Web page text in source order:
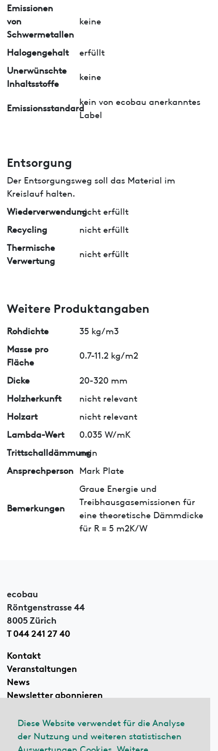
Diese Website verwendet für die Analyse
der Nutzung und weiteren statistischen
Auswertungen Cookies. Weitere
Emissionen
von
Schwermetallen
keine
Halogengehalt
erfüllt
Unerwünschte
Inhaltsstoffe
keine
Emissionsstandard
kein von ecobau anerkanntes
Label
Entsorgung
Der Entsorgungsweg soll das Material im
Kreislauf halten.
Wiederverwendungnicht erfüllt
Recycling
nicht erfüllt
Thermische
Verwertung
nicht erfüllt
Weitere Produktangaben
Rohdichte
35 kg/m3
Masse pro
Fläche
0.7-11.2 kg/m2
Dicke
20-320 mm
Holzherkunft
nicht relevant
Holzart
nicht relevant
Lambda-Wert
0.035 W/mK
Trittschalldämmung
nein
Ansprechperson Mark Plate
Bemerkungen
Graue Energie und
Treibhausgasemissionen für
eine theoretische Dämmdicke
für R = 5 m2K/W
ecobau
Röntgenstrasse 44
8005 Zürich
T 044 241 27 40
Kontakt
Veranstaltungen
News
Newsletter abonnieren
Linkedin